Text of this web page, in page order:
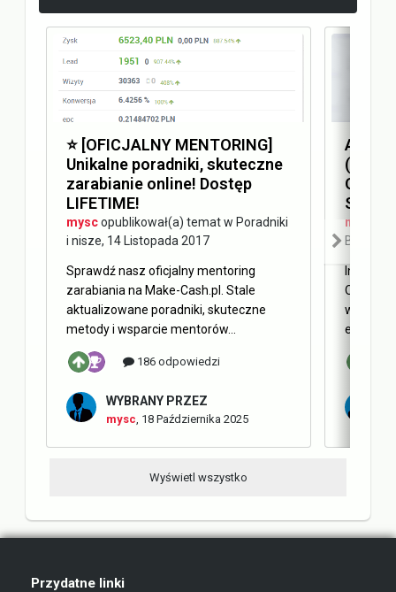
⭐️ [OFICJALNY MENTORING]
Unikalne poradniki, skuteczne
zarabianie online! Dostęp
LIFETIME!
myscopublikował(a) temat w Poradniki
i nisze, 14 Listopada 2017
Sprawdź nasz oficjalny mentoring
zarabiania na Make-Cash.pl. Stale
aktualizowane poradniki, skuteczne
metody i wsparcie mentorów...
186 odpowiedzi
WYBRANY PRZEZ
mysc 18 Października 2025
(AEO)
SEO
mysc
Blog
Internet
Obecnie
w
Wyświetl wszystko
Przydatne linki